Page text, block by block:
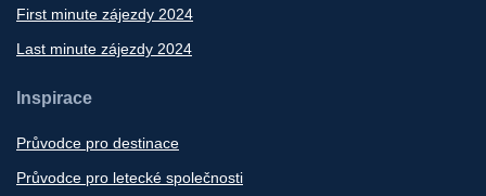
First minute zájezdy 2024
Last minute zájezdy 2024
Inspirace
Průvodce pro destinace
Průvodce pro letecké společnosti